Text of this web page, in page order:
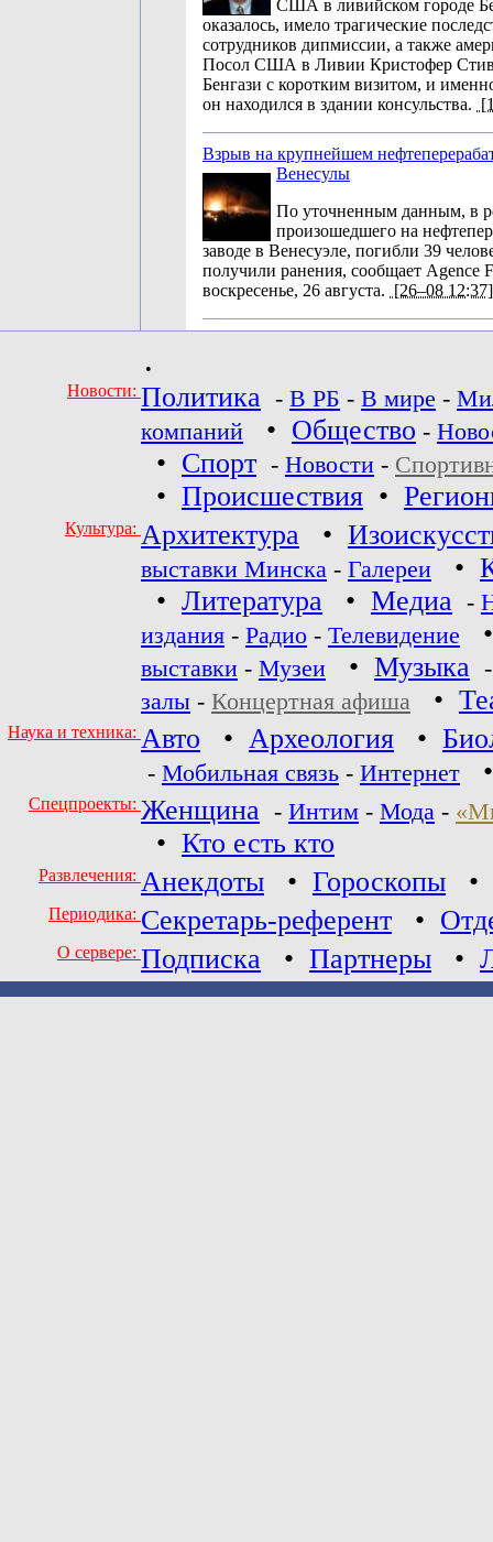
США в ливийском городе
оказалось, имело трагические
сотрудников дипмиссии, а также
Посол США в Ливии Кристофер
Бенгази с коротким визитом, и
он находился в здании консульства.
Взрыв на крупнейшем
Венесулы
По уточненным данным, в
произошедшего на
заводе в Венесуэле, погибли 39
получили ранения, сообщает Agence
воскресенье, 26 августа. [26–08 12:37]
•
Новости: Политика - В РБ - В мире -
компаний
• Общество -
• Спорт - Новости -
• Происшествия •
Культура: Архитектура •
выставки Минска - Галереи •
• Литература • Медиа -
издания - Радио - Телевидение
выставки - Музеи • Музыка
залы - Концертная афиша •
Наука и техника: Авто • Археология •
- Мобильная связь - Интернет
Спецпроекты: Женщина - Интим - Мода -
• Кто есть кто
Развлечения: Анекдоты • Гороскопы •
Периодика: Секретарь-референт •
О сервере: Подписка • Партнеры •